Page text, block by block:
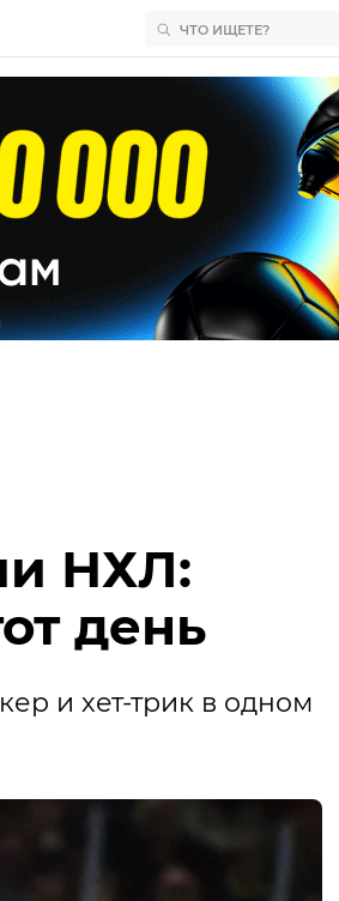
НХЛ:
день
и хет-трик в одном